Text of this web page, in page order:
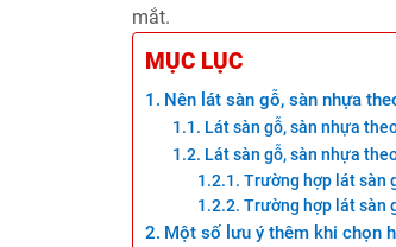
mắt.
MỤC LỤC
Nên lát sàn gỗ, sàn nhựa
Lát sàn gỗ, sàn nhựa
Lát sàn gỗ, sàn nhựa
Trường hợp lát sàn
Trường hợp lát sàn
Một số lưu ý thêm khi chọn